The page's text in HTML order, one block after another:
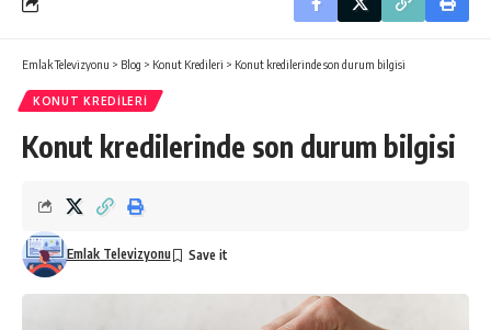
Emlak Televizyonu > Blog > Konut Kredileri > Konut kredilerinde son durum bilgisi
KONUT KREDILERI
Konut kredilerinde son durum bilgisi
Emlak Televizyonu